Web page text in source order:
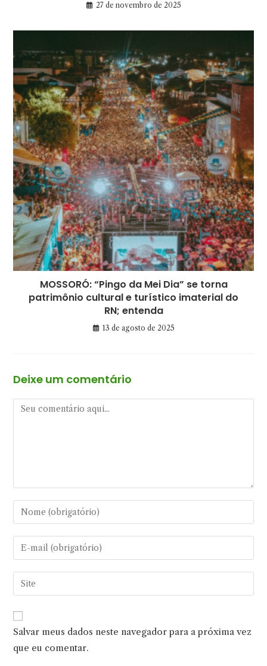
27 de novembro de 2025
MOSSORÓ: “Pingo da Mei Dia” se torna
patrimônio cultural e turístico imaterial do
RN; entenda
13 de agosto de 2025
Deixe um comentário
Comentário
Digite
seu
nome
ou
de
usuário
para
comentar
Digite
seu
endereço
de
para
comentar
Digite
o
do
seu
site
Salvar meus dados neste navegador para a próxima vez
que eu comentar.